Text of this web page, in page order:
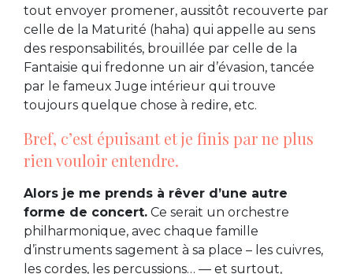
tout envoyer promener, aussitôt recouverte par
celle de la Maturité (haha) qui appelle au sens
des responsabilités, brouillée par celle de la
Fantaisie qui fredonne un air d’évasion, tancée
par le fameux Juge intérieur qui trouve
toujours quelque chose à redire, etc.
Bref, c’est épuisant et je finis par ne plus
rien vouloir entendre.
Alors je me prends à rêver d’une autre
forme de concert. Ce serait un orchestre
philharmonique, avec chaque famille
d’instruments sagement à sa place – les cuivres,
les cordes, les percussions… — et surtout,